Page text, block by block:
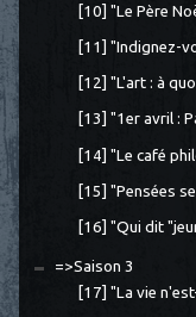
[10] "Le Père
[11] "Indignez-
[12] "L'art : à
[13] "1er avril :
[14] "Le café
[15] "Pensées
[16] "Qui dit
=>Saison 3
[17] "La vie